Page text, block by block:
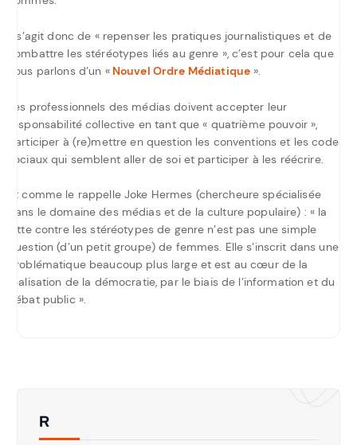
Il s’agit donc de « repenser les pratiques journalistiques et de
combattre les stéréotypes liés au genre », c’est pour cela que
nous parlons d’un «Nouvel Ordre Médiatique ».
Les professionnels des médias doivent accepter leur
responsabilité collective en tant que « quatrième pouvoir »,
participer à (re)mettre en question les conventions et les codes
sociaux qui semblent aller de soi et participer à les réécrire.
Et comme le rappelle Joke Hermes (chercheure spécialisée
dans le domaine des médias et de la culture populaire) : « la
lutte contre les stéréotypes de genre n’est pas une simple
question (d’un petit groupe) de femmes. Elle s’inscrit dans une
problématique beaucoup plus large et est au cœur de la
réalisation de la démocratie, par le biais de l’information et du
débat public ».
R